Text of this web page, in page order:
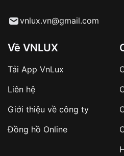
Từ khóa SEO:
sản phẩm đặc biệt
hàng
Số tiền còn lại thanh
vnlux.vn@gmail.com
Về VNLUX
Tải App VnLux
Liên hệ
Giới thiệu về công ty
Đồng hồ Online